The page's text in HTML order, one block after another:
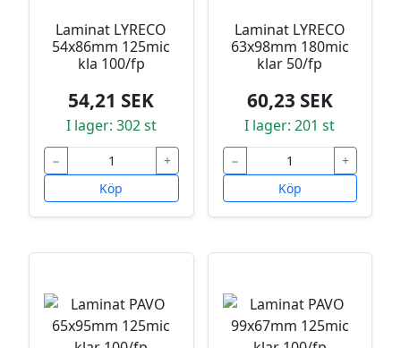
Laminat LYRECO
54x86mm 125mic
kla 100/fp
54,21 SEK
I lager: 302 st
−
+
Köp
Laminat LYRECO
63x98mm 180mic
klar 50/fp
60,23 SEK
I lager: 201 st
−
+
Köp